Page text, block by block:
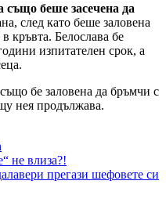
също беше засечена да
след като беше заловена
кръвта. Белослава бе
изпитателен срок, а
бе заловена да бръмчи с
нея продължава.
не влиза?!
прегази шефовете си